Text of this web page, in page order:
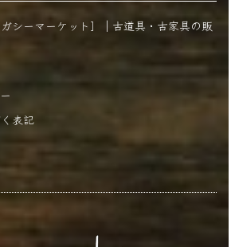
シーマーケット］｜古道具・古家具の販
表記